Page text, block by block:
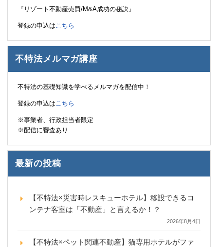
『リゾート不動産売買/M&A成功の秘訣』
登録の申込はこちら
不特法メルマガ講座
不特法の基礎知識を学べるメルマガを配信中！
登録の申込はこちら
※事業者、行政担当者限定
※配信に審査あり
最新の投稿
【不特法×災害時レスキューホテル】移設できるコ
ンテナ客室は「不動産」と言えるか！？
2026年8月4日
【不特法×ペット関連不動産】猫専用ホテルがファ